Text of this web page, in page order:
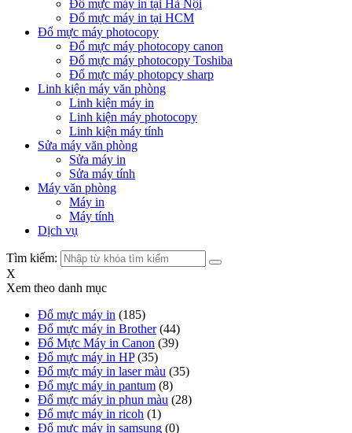
Đổ mực máy in tại Hà Nội
Đổ mực máy in tại HCM
Đổ mực máy photocopy
Đổ mực máy photocopy canon
Đổ mực máy photocopy Toshiba
Đổ mực máy photopcy sharp
Linh kiện máy văn phòng
Linh kiện máy in
Linh kiện máy photocopy
Linh kiện máy tính
Sửa máy văn phòng
Sửa máy in
Sửa máy tính
Máy văn phòng
Máy in
Máy tính
Dịch vụ
Tìm kiếm:
X
Xem theo danh mục
Đổ mực máy in (185)
Đổ mực máy in Brother (44)
Đổ Mực Máy in Canon (39)
Đổ mực máy in HP (35)
Đổ mực máy in laser màu (35)
Đổ mực máy in pantum (8)
Đổ mực máy in phun màu (28)
Đổ mực máy in ricoh (1)
Đổ mực máy in samsung (0)